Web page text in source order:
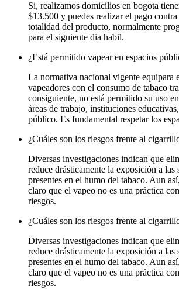
Si, realizamos domicilios en bogota
$13.500 y puedes realizar el pago contra
totalidad del producto, normalmente
para el siguiente dia habil.
¿Está permitido vapear en espacios
La normativa nacional vigente equipara
vapeadores con el consumo de tabaco
consiguiente, no está permitido su uso
áreas de trabajo, instituciones
público. Es fundamental respetar los
¿Cuáles son los riesgos frente al
Diversas investigaciones indican que
reduce drásticamente la exposición a las
presentes en el humo del tabaco. Aun
claro que el vapeo no es una práctica
riesgos.
¿Cuáles son los riesgos frente al
Diversas investigaciones indican que
reduce drásticamente la exposición a las
presentes en el humo del tabaco. Aun
claro que el vapeo no es una práctica
riesgos.